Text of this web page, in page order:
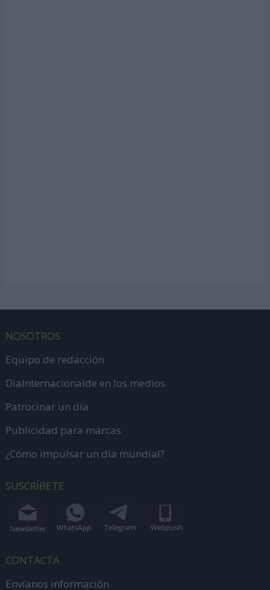
NOSOTROS
Equipo de redacción
DiaInternacionalde en los medios
Patrocinar un día
Publicidad para marcas
¿Cómo impulsar un día mundial?
SUSCRÍBETE
CONTACTA
Envíanos información